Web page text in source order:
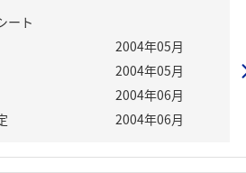
ート
2004年05月
2004年05月
2004年06月
2004年06月